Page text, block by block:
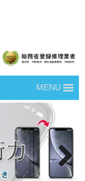
MENU
Next